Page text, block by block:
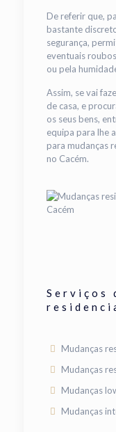
De referir que,
bastante
segurança,
eventuais
ou pela
Assim, se vai
de casa, e
os seus bens,
equipa para lhe
para mudanças
no Cacém.
Serviços
Mudanças
Mudanças
Mudanças
Mudanças